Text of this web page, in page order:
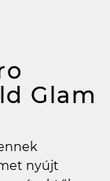
Glam
nyújt